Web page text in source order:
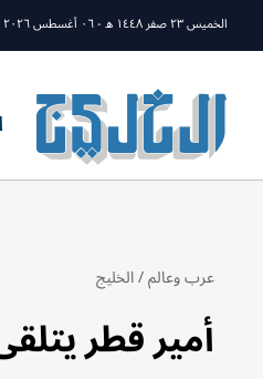
الخميس ٢٣ صفر ١٤٤٨ ه - ٠٦ أغسطس ٢٠٢٦
عرب وعالم/الخليج
أمير قطر